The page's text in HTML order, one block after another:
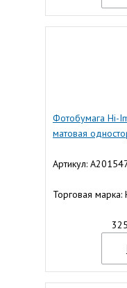
Фотобумага Hi-
матовая
Артикул:
Торговая марка: